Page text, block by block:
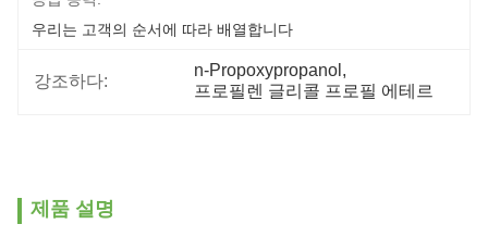
우리는 고객의 순서에 따라 배열합니다
강조하다:
n-Propoxypropanol ,
프로필렌 글리콜 프로필 에테르
제품 설명